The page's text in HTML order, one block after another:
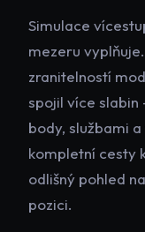
Simulace
mezeru
zranitelností
spojil více slabin
body, službami
kompletní cesty
odlišný pohled
pozici.